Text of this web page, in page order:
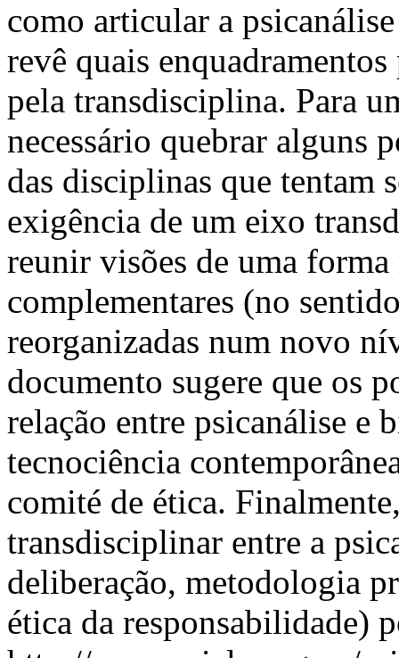
como articular a
revê quais
pela transdisciplina. Para
necessário quebrar alguns
das disciplinas que tentam
exigência de um eixo
reunir visões de uma
complementares (no
reorganizadas num novo
documento sugere que os
relação entre psicanálise e
tecnociência
comité de ética.
transdisciplinar entre a
deliberação, metodologia
ética da responsabilidade)